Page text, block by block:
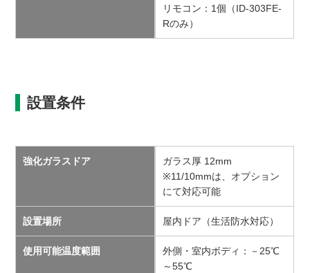
リモコン：1個（ID-303FE-
Rのみ）
設置条件
強化ガラスドア
ガラス厚 12mm
※11/10mmは、オプション
にて対応可能
設置場所 屋内ドア（生活防水対応）
使用可能温度範囲
外側・室内ボディ：－25℃
～55℃